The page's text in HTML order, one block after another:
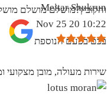
והקובץ?מושלם מושלם
בכם בפעם הנוספת
Meitar Shukrun
10:22 20 Nov 25
שירות מעולה, מובן מצקועי